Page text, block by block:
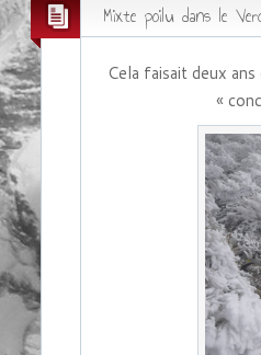
Mixte poilu dans le
Cela faisait deux
«